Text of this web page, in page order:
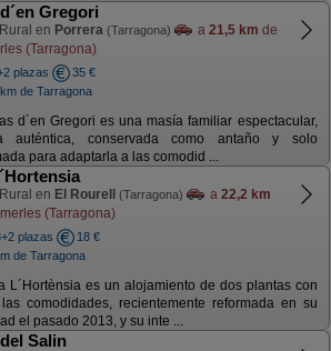
Gregori
en Porrera (Tarragona) a 21,5 km de
(Tarragona)
plazas
35 €
de Tarragona
d´en Gregori es una masía familiar espectacular,
auténtica, conservada como antaño y solo
para adaptarla a las comodid ...
en El Rourell (Tarragona) a 22,2 km
(Tarragona)
plazas
18 €
de Tarragona
L´Hortènsia es un alojamiento de dos plantas con
comodidades, recientemente reformada en su
el pasado 2013, y su inte ...
Salin